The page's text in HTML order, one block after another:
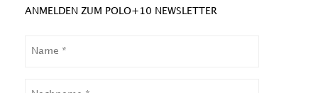
ANMELDEN ZUM POLO+10 NEWSLETTER